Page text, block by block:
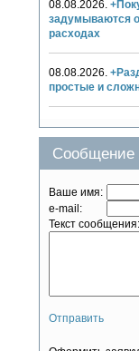
08.08.2026.
задумываются
расходах
08.08.2026.
простые и
Сообщение
Ваше имя:
e-mail:
Текст сообщения:
Отправить